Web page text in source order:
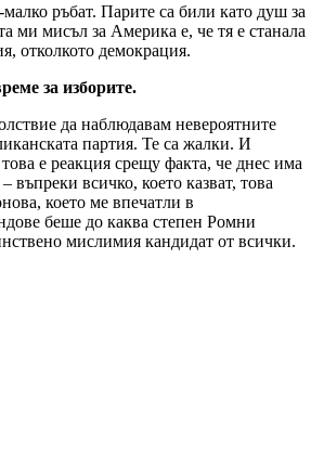
ръбат. Парите са били като душ за
ми мисъл за Америка е, че тя е станала
отколкото демокрация.
за изборите.
да наблюдавам невероятните
партия. Те са жалки. И
е реакция срещу факта, че днес има
въпреки всичко, което казват, това
което ме впечатли в
беше до каква степен Ромни
мислимия кандидат от всички.